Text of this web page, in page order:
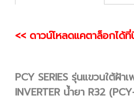
<< ดาวน์โหลดแคตาล็อกได้
PCY SERIES รุ่นแขวนใต้ฝ้า
INVERTER น้ำยา R32